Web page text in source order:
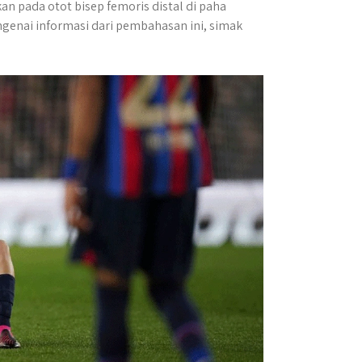
pada otot bisep femoris distal di paha
informasi dari pembahasan ini, simak